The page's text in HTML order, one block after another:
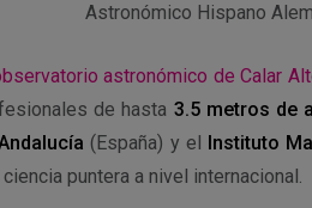
Astronómico Hispano
astronómico de Calar
de hasta 3.5 metros de
(España) y el Instituto
ciencia puntera a nivel internacional.